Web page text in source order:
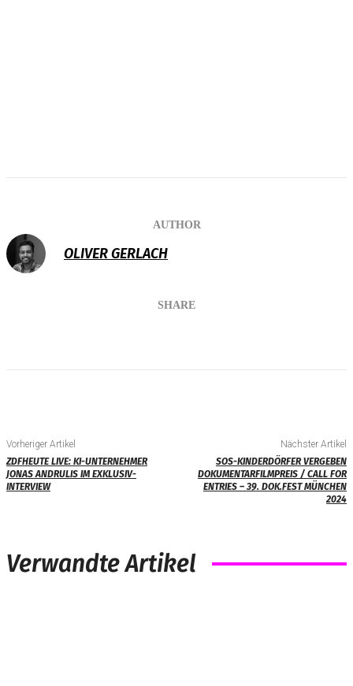
AUTHOR
OLIVER GERLACH
SHARE
Vorheriger Artikel
ZDFHEUTE LIVE: KI-UNTERNEHMER
JONAS ANDRULIS IM EXKLUSIV-
INTERVIEW
Nächster Artikel
SOS-KINDERDÖRFER VERGEBEN
DOKUMENTARFILMPREIS / CALL FOR
ENTRIES – 39. DOK.FEST MÜNCHEN
2024
Verwandte Artikel